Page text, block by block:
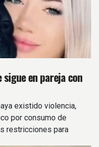
en pareja con
existido violencia,
por consumo de
restricciones para